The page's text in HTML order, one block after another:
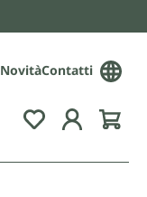
NovitàContatti
You have 0